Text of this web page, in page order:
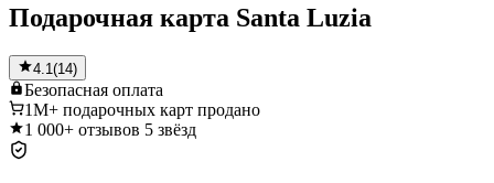
Подарочная карта Santa Luzia
4.1(14)
Безопасная оплата
1M+ подарочных карт продано
1 000+ отзывов 5 звёзд